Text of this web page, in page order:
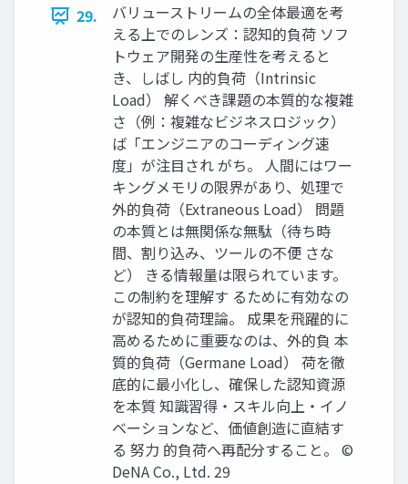
29.
バリューストリームの全体最適を考
える上でのレンズ：認知的負荷 ソフ
トウェア開発の生産性を考えると
き、しばし 内的負荷（Intrinsic
Load） 解くべき課題の本質的な複雑
さ（例：複雑なビジネスロジック）
ば「エンジニアのコーディング速
度」が注目され がち。 人間にはワー
キングメモリの限界があり、処理で
外的負荷（Extraneous Load） 問題
の本質とは無関係な無駄（待ち時
間、割り込み、ツールの不便 さな
ど） きる情報量は限られています。
この制約を理解す るために有効なの
が認知的負荷理論。 成果を飛躍的に
高めるために重要なのは、外的負 本
質的負荷（Germane Load） 荷を徹
底的に最小化し、確保した認知資源
を本質 知識習得・スキル向上・イノ
ベーションなど、価値創造に直結す
る 努力 的負荷へ再配分すること。 ©
DeNA Co., Ltd. 29